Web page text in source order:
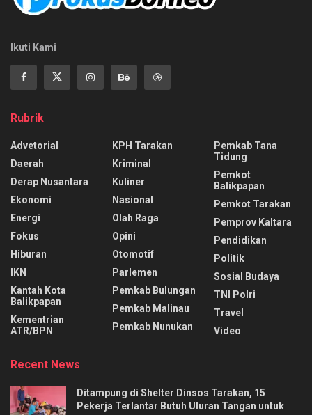
Ikuti Kami
Rubrik
Advetorial
Daerah
Derap Nusantara
Ekonomi
Energi
Fokus
Hiburan
IKN
Kantah Kota
Balikpapan
Kementrian
ATR/BPN
KPH Tarakan
Kriminal
Kuliner
Nasional
Olah Raga
Opini
Otomotif
Parlemen
Pemkab Bulungan
Pemkab Malinau
Pemkab Nunukan
Pemkab Tana
Tidung
Pemkot
Balikpapan
Pemkot Tarakan
Pemprov Kaltara
Pendidikan
Politik
Sosial Budaya
TNI Polri
Travel
Video
Recent News
Ditampung di Shelter Dinsos Tarakan, 15
Pekerja Terlantar Butuh Uluran Tangan untuk